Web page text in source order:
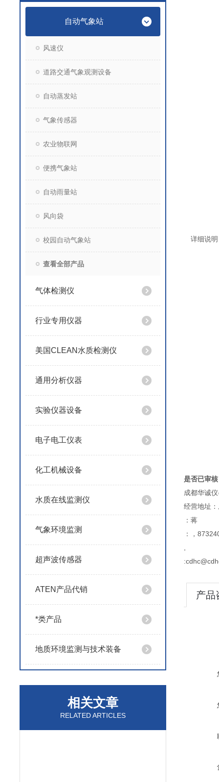
自动气象站
风速仪
道路交通气象观测设备
自动蒸发站
气象传感器
农业物联网
便携气象站
自动雨量站
风向袋
校园自动气象站
查看全部产品
气体检测仪
行业专用仪器
美国CLEAN水质检测仪
通用分析仪器
实验仪器设备
电子电工仪表
化工机械设备
水质在线监测仪
气象环境监测
超声波传感器
ATEN产品代销
*类产品
地质环境监测与技术装备
相关文章
RELATED ARTICLES
详细说
是否已审
成都华诚
经营地址
：蒋
：，
产品